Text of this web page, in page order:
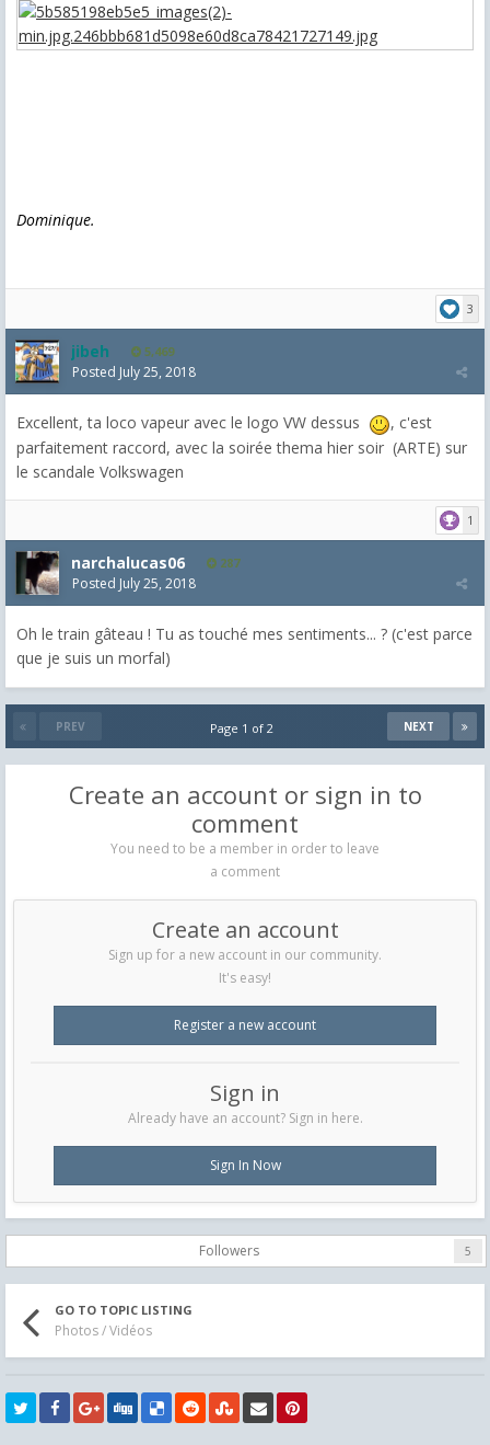
Dominique.
3
jibeh 5,469
Posted July 25, 2018
Excellent, ta loco vapeur avec le logo VW dessus
, c'est
parfaitement raccord, avec la soirée thema hier soir (ARTE) sur
le scandale Volkswagen
1
narchalucas06 287
Posted July 25, 2018
Oh le train gâteau ! Tu as touché mes sentiments... ? (c'est parce
que je suis un morfal)
PREV NEXT
Page 1 of 2
Create an account or sign in to
comment
You need to be a member in order to leave
a comment
Create an account
Sign up for a new account in our community.
It's easy!
Register a new account
Sign in
Already have an account? Sign in here.
Sign In Now
Followers 5
GO TO TOPIC LISTING
Photos / Vidéos